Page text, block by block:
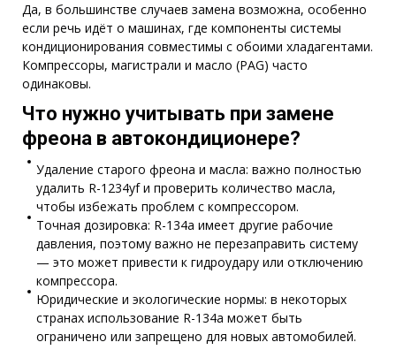
Да, в большинстве случаев замена возможна, особенно
если речь идёт о машинах, где компоненты системы
кондиционирования совместимы с обоими хладагентами.
Компрессоры, магистрали и масло (PAG) часто
одинаковы.
Что нужно учитывать при замене
фреона в автокондиционере?
Удаление старого фреона и масла: важно полностью
удалить R-1234yf и проверить количество масла,
чтобы избежать проблем с компрессором.
Точная дозировка: R-134a имеет другие рабочие
давления, поэтому важно не перезаправить систему
— это может привести к гидроудару или отключению
компрессора.
Юридические и экологические нормы: в некоторых
странах использование R-134a может быть
ограничено или запрещено для новых автомобилей.